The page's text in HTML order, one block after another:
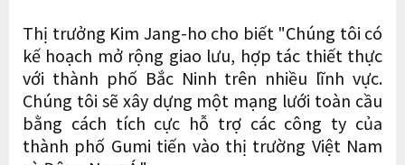
Thị trưởng Kim Jang-ho cho biết "Chúng tôi có
kế hoạch mở rộng giao lưu, hợp tác thiết thực
với thành phố Bắc Ninh trên nhiều lĩnh vực.
Chúng tôi sẽ xây dựng một mạng lưới toàn cầu
bằng cách tích cực hỗ trợ các công ty của
thành phố Gumi tiến vào thị trường Việt Nam